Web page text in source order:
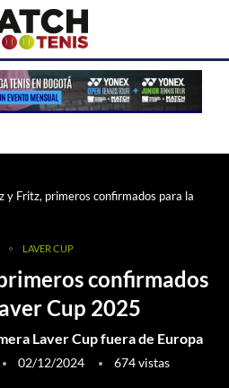
y Fritz, primeros confirmados para la
LAVER CUP
confirmados
Cup 2025
Laver Cup fuera de Europa
02/12/2024 674vistas